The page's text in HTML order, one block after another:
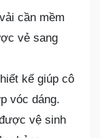
cần mềm
vẻ sang
kế giúp cô
vóc dáng.
vệ sinh